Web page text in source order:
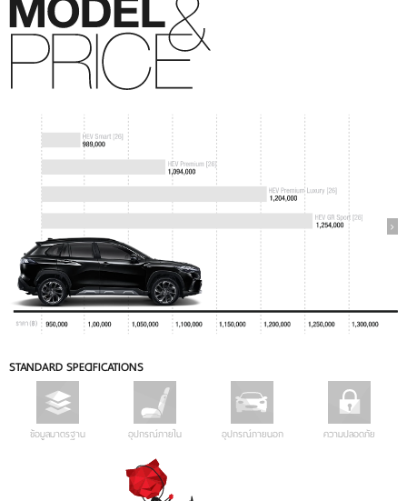
STANDARD SPECIFICATIONS
ข้อมูลมาตรฐาน อุปกรณ์ภายใน อุปกรณ์ภายนอก ความปลอดภัย